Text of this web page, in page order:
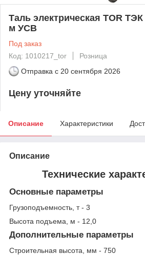
Таль электрическая TOR ТЭК
м УСВ
Под заказ
Код: 1010217_tor
Розница
Отправка с 20 сентября 2026
Цену уточняйте
Описание Характеристики
Описание
Технические
Основные параметры
Грузоподъемность, т - 3
Высота подъема, м - 12,0
Дополнительные параметры
Строительная высота, мм - 750